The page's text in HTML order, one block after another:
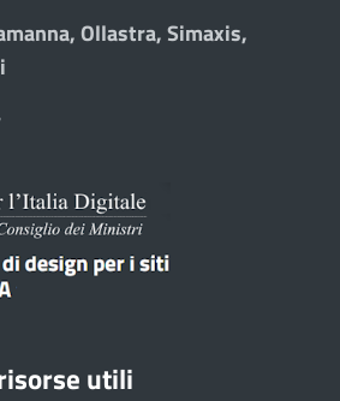
Ollastra, Simaxis,
utili